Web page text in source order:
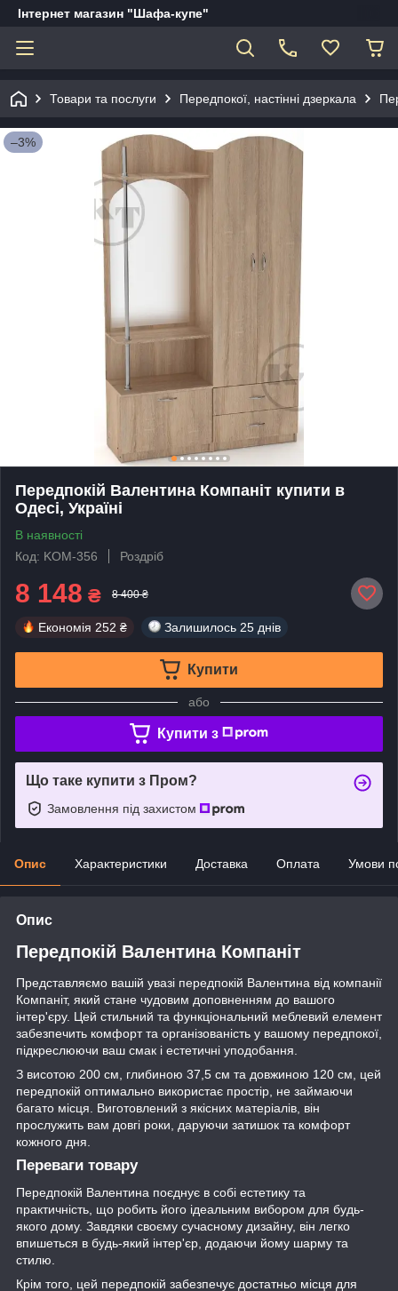
Інтернет магазин "Шафа-купе"
Товари та послуги Передпокої, настінні дзеркала
–3%
Передпокій Валентина Компаніт купити в
Одесі, Україні
В наявності
Код: KOM-356
Роздріб
8 148 ₴ 8 400 ₴
Економія 252 ₴ Залишилось 25 днів
Купити
або
Купити з
Що таке купити з Пром?
Замовлення під захистом
Опис Характеристики Доставка Оплата Умови
Опис
Передпокій Валентина Компаніт
Представляємо вашій увазі передпокій Валентина від компанії
Компаніт, який стане чудовим доповненням до вашого
інтер'єру. Цей стильний та функціональний меблевий елемент
забезпечить комфорт та організованість у вашому передпокої,
підкреслюючи ваш смак і естетичні уподобання.
З висотою 200 см, глибиною 37,5 см та довжиною 120 см, цей
передпокій оптимально використає простір, не займаючи
багато місця. Виготовлений з якісних матеріалів, він
прослужить вам довгі роки, даруючи затишок та комфорт
кожного дня.
Переваги товару
Передпокій Валентина поєднує в собі естетику та
практичність, що робить його ідеальним вибором для будь-
якого дому. Завдяки своєму сучасному дизайну, він легко
впишеться в будь-який інтер'єр, додаючи йому шарму та
стилю.
Крім того, цей передпокій забезпечує достатньо місця для